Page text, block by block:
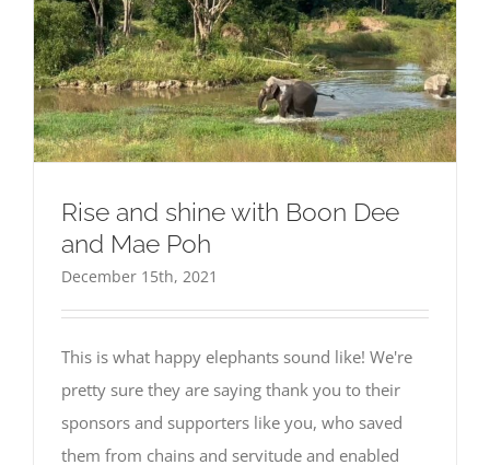
Rise and shine with Boon Dee
and Mae Poh
December 15th, 2021
This is what happy elephants sound like! We're
pretty sure they are saying thank you to their
sponsors and supporters like you, who saved
them from chains and servitude and enabled